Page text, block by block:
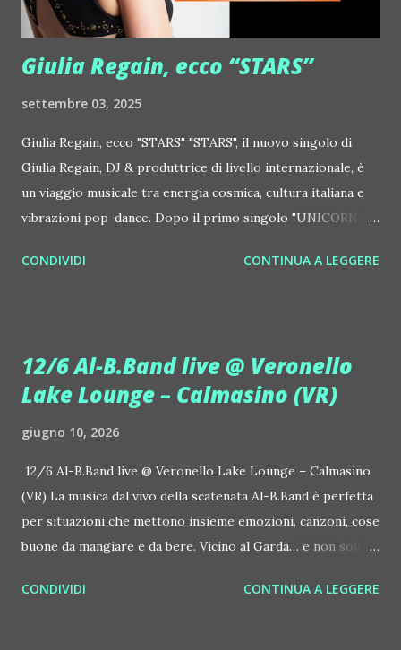
Centrale Elettrica Loco Dice ::
http://www.myspace.com/locod...
Giulia Regain, ecco “STARS”
settembre 03, 2025
Giulia Regain, ecco "STARS" "STARS", il nuovo singolo di
Giulia Regain, DJ & produttrice di livello internazionale, è
un viaggio musicale tra energia cosmica, cultura italiana e
vibrazioni pop-dance. Dopo il primo singolo "UNICORN",
seconda release intitolata "STARS", interpretata dalla voce
tra Giulia Regain e Dhany, già insieme in precedenti
produzioni come "My Memories" (Universal) e "We Are
connessione universale: un invito a riscoprire la nostra
natura di starseed, figli delle stelle, capaci di portare luce,
creatività ed empatia nel mondo. Con "STARS" Giulia Regain
porta avanti la sua visione musicale che fonde dance
internazionale, a...
CONDIVIDI CONTINUA A LEGGERE
12/6 Al-B.Band live @ Veronello
Lake Lounge – Calmasino (VR)
giugno 10, 2026
12/6 Al-B.Band live @ Veronello Lake Lounge – Calmasino
(VR) La musica dal vivo della scatenata Al-B.Band è perfetta
per situazioni che mettono insieme emozioni, canzoni, cose
buone da mangiare e da bere. Vicino al Garda… e non solo. Il
Calmasino (VR, Via Veronello 7), al fresco. Si ascolta anche la
CONDIVIDI CONTINUA A LEGGERE